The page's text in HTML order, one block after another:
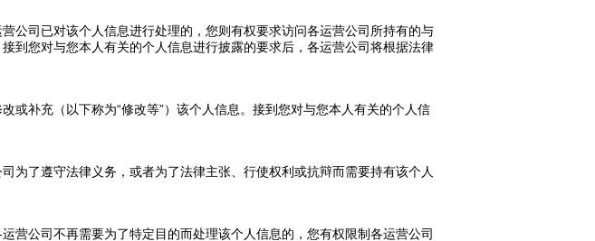
公司已对该个人信息进行处理的，您则有权要求访问各运营公司所持有的与
到您对与您本人有关的个人信息进行披露的要求后，各运营公司将根据法律
或补充（以下称为“修改等”）该个人信息。接到您对与您本人有关的个人信
为了遵守法律义务，或者为了法律主张、行使权利或抗辩而需要持有该个人
营公司不再需要为了特定目的而处理该个人信息的，您有权限制各运营公司